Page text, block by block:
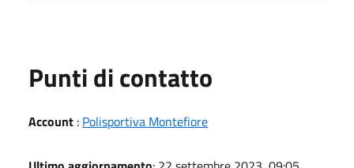
Punti di contatto
Account : Polisportiva Montefiore